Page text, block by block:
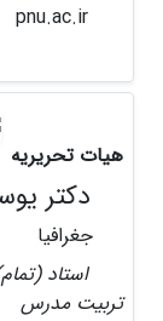
pnu.ac.ir
هیات تحریریه
دکتر
جغرافیا
استاد
تربیت مدرس